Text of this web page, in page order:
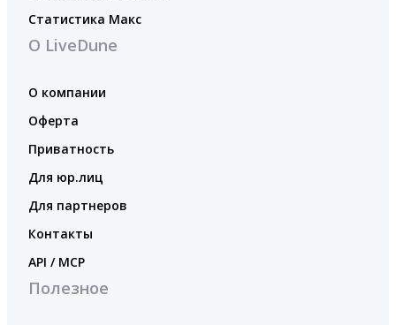
Статистика Макс
О LiveDune
О компании
Оферта
Приватность
Для юр.лиц
Для партнеров
Контакты
API / MCP
Полезное